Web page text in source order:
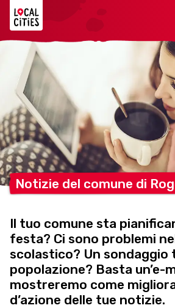
Notizie del comune di
Il tuo comune sta
festa? Ci sono problemi
scolastico? Un sondaggio
popolazione? Basta un’e-
mostreremo come
d’azione delle tue notizie.